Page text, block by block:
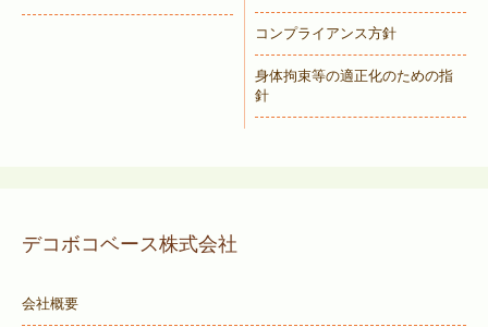
コンプライアンス方針
身体拘束等の適正化のための指
針
デコボコベース株式会社
会社概要